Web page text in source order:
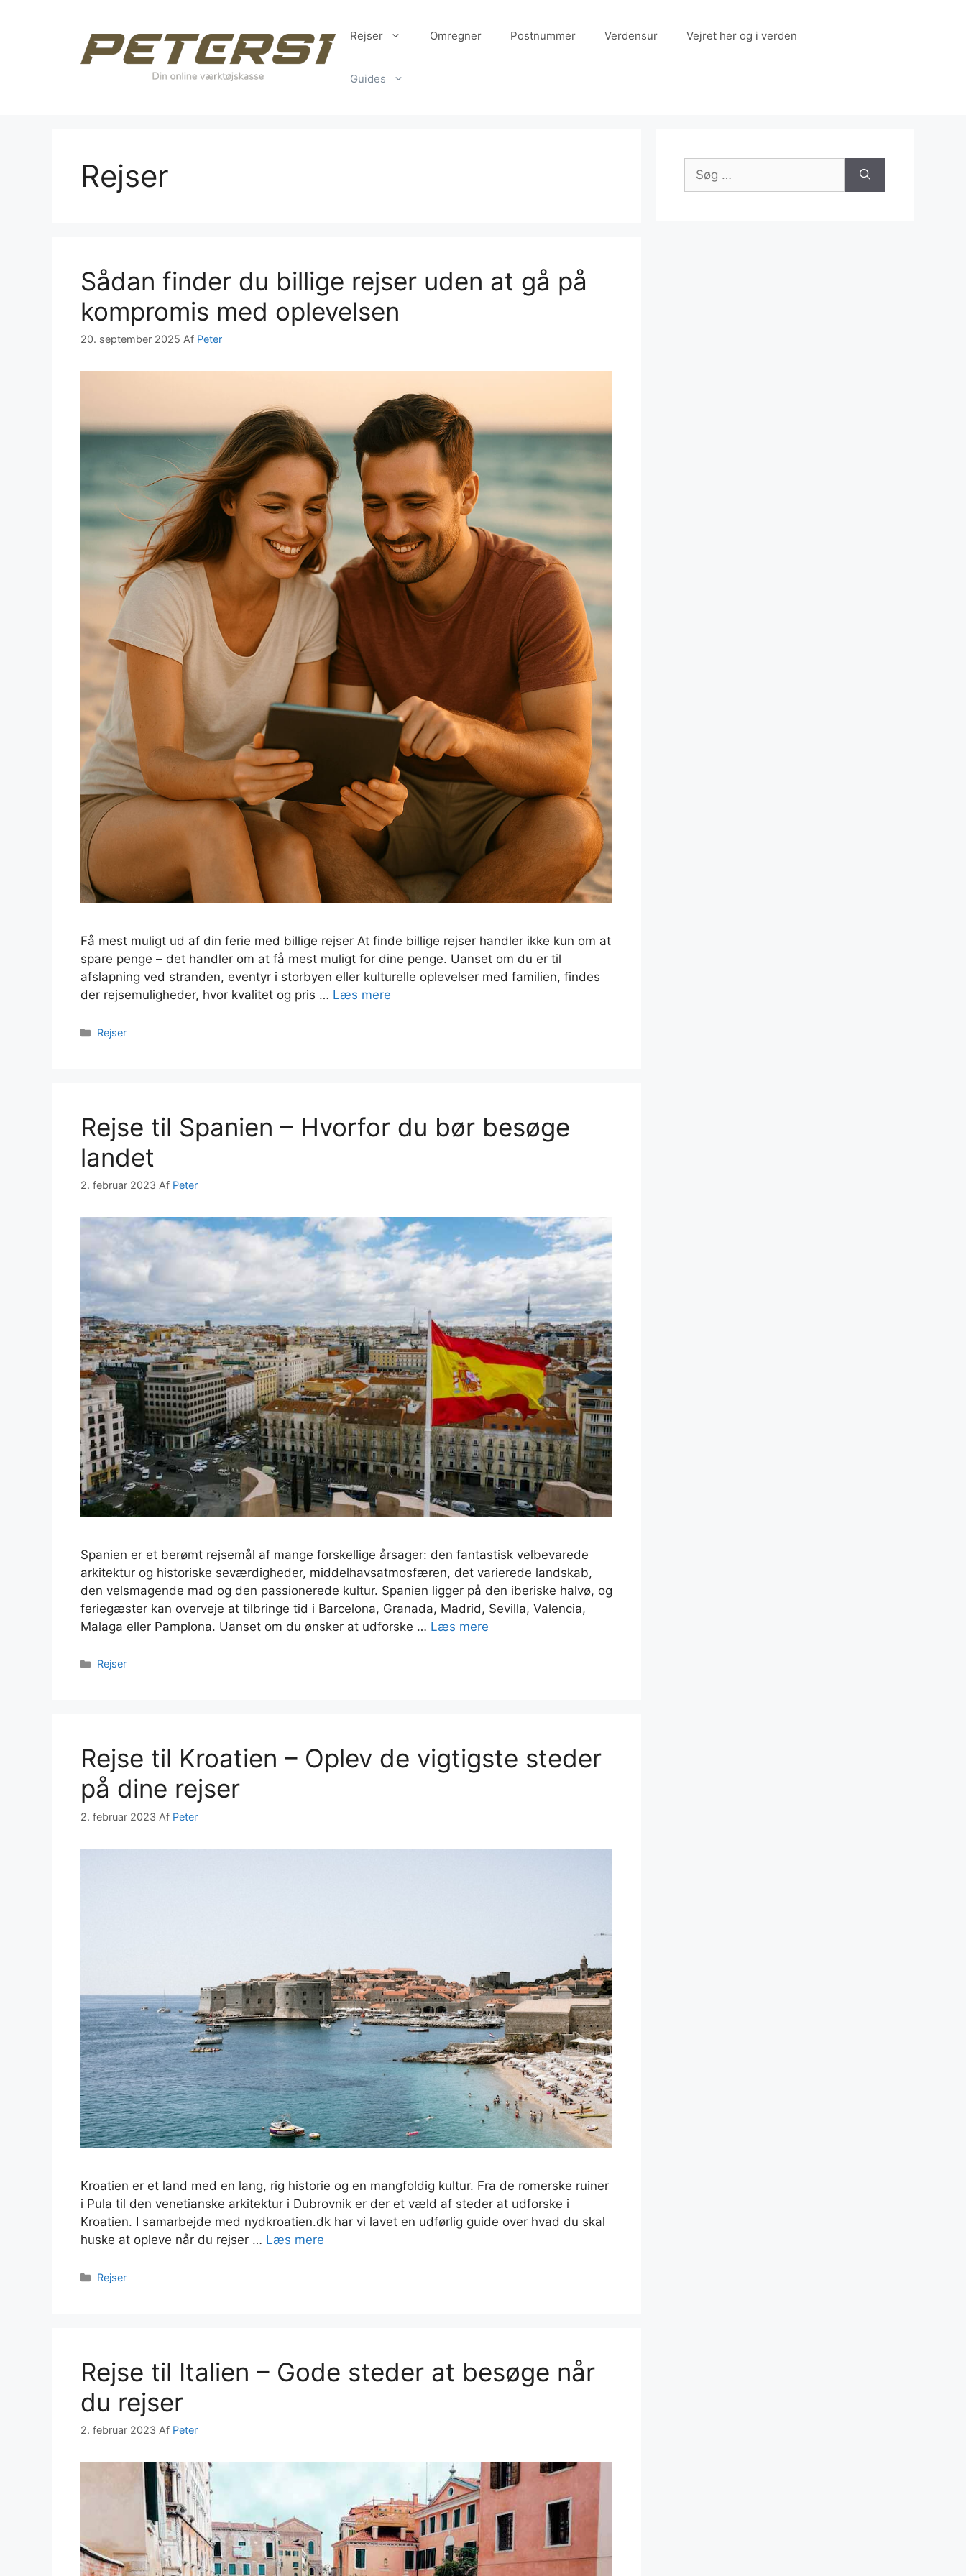
Rejser Omregner Postnummer Verdensur Vejret her og i verden
Guides
Rejser
Sådan finder du billige rejser uden at gå på
kompromis med oplevelsen
20. september 2025 Af Peter
Få mest muligt ud af din ferie med billige rejser At finde billige rejser handler ikke kun om at
spare penge – det handler om at få mest muligt for dine penge. Uanset om du er til
afslapning ved stranden, eventyr i storbyen eller kulturelle oplevelser med familien, findes
der rejsemuligheder, hvor kvalitet og pris … Læs mere
Kategorier
Rejser
Rejse til Spanien – Hvorfor du bør besøge
landet
2. februar 2023 Af Peter
Spanien er et berømt rejsemål af mange forskellige årsager: den fantastisk velbevarede
arkitektur og historiske seværdigheder, middelhavsatmosfæren, det varierede landskab,
den velsmagende mad og den passionerede kultur. Spanien ligger på den iberiske halvø, og
feriegæster kan overveje at tilbringe tid i Barcelona, Granada, Madrid, Sevilla, Valencia,
Malaga eller Pamplona. Uanset om du ønsker at udforske … Læs mere
Kategorier
Rejser
Rejse til Kroatien – Oplev de vigtigste steder
på dine rejser
2. februar 2023 Af Peter
Kroatien er et land med en lang, rig historie og en mangfoldig kultur. Fra de romerske ruiner
i Pula til den venetianske arkitektur i Dubrovnik er der et væld af steder at udforske i
Kroatien. I samarbejde med nydkroatien.dk har vi lavet en udførlig guide over hvad du skal
huske at opleve når du rejser … Læs mere
Kategorier
Rejser
Rejse til Italien – Gode steder at besøge når
du rejser
2. februar 2023 Af Peter
Søg
efter: